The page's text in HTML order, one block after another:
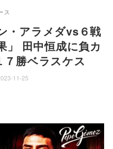
ス
・アラメダvs６戦
」 田中恒成に負カ
７勝ベラスケス
11-25